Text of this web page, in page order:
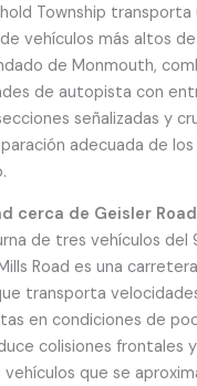
Township transporta
vehículos más altos
de Monmouth,
de autopista con
señalizadas y
adecuada de
cerca de Geisler Road
de tres vehículos del
Road es una
transporta
en condiciones de
colisiones frontales
que se